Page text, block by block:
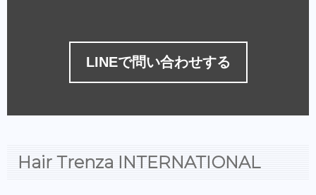
LINEで問い合わせする
Hair Trenza INTERNATIONAL